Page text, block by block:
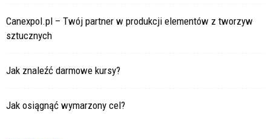
Canexpol.pl – Twój partner w produkcji elementów z tworzyw
sztucznych
Jak znaleźć darmowe kursy?
Jak osiągnąć wymarzony cel?